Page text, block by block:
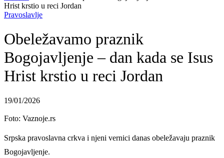
Hrist krstio u reci Jordan
Pravoslavlje
Obeležavamo praznik
Bogojavljenje – dan kada se Isus
Hrist krstio u reci Jordan
19/01/2026
Foto: Vaznoje.rs
Srpska pravoslavna crkva i njeni vernici danas obeležavaju praznik
Bogojavljenje.